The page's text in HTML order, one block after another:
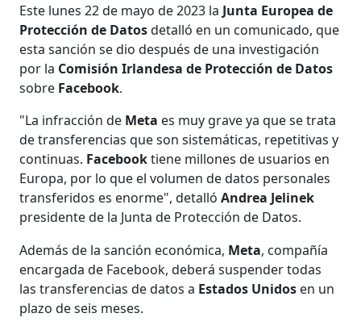
Este lunes 22 de mayo de 2023 la Junta Europea de
Protección de Datosdetalló en un comunicado, que
esta sanción se dio después de una investigación
por la Comisión Irlandesa de Protección de Datos
sobre Facebook.
"La infracción de Meta es muy grave ya que se trata
de transferencias que son sistemáticas, repetitivas y
continuas. Facebooktiene millones de usuarios en
Europa, por lo que el volumen de datos personales
transferidos es enorme", detallóAndrea Jelinek
presidente de la Junta de Protección de Datos.
Además de la sanción económica, Meta, compañía
encargada de Facebook, deberá suspender todas
las transferencias de datos a Estados Unidos en un
plazo de seis meses.